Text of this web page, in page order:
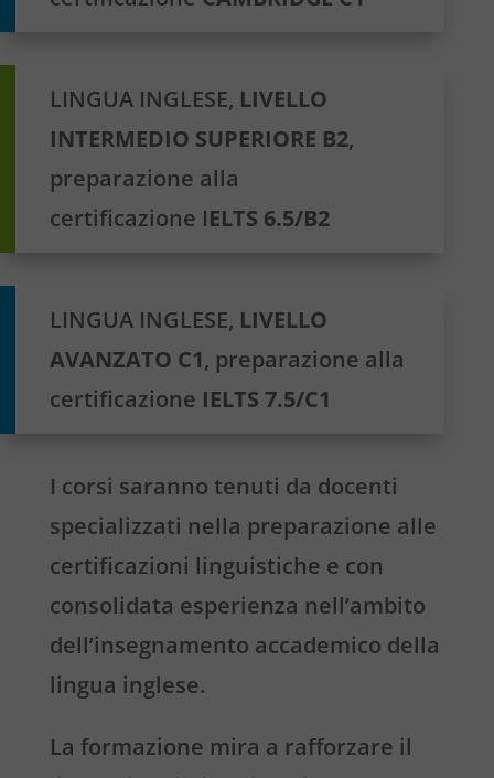
LINGUA INGLESE, LIVELLO
INTERMEDIO SUPERIORE B2,
preparazione alla
certificazione IELTS 6.5/B2
LINGUA INGLESE, LIVELLO
AVANZATO C1, preparazione alla
certificazione IELTS 7.5/C1
I corsi saranno tenuti da docenti
specializzati nella preparazione alle
certificazioni linguistiche e con
consolidata esperienza nell’ambito
dell’insegnamento accademico della
lingua inglese.
La formazione mira a rafforzare il